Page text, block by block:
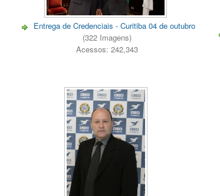
Entrega de Credenciais - Curitiba 04 de outubro
(322 Imagens)
Acessos: 242,343